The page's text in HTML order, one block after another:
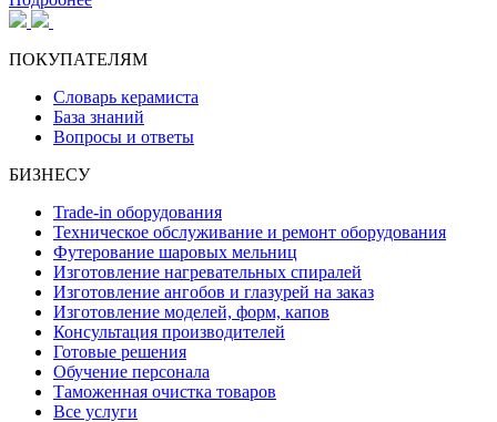
ПОКУПАТЕЛЯМ
Словарь керамиста
База знаний
Вопросы и ответы
БИЗНЕСУ
Trade-in оборудования
Техническое обслуживание и ремонт оборудования
Футерование шаровых мельниц
Изготовление нагревательных спиралей
Изготовление ангобов и глазурей на заказ
Изготовление моделей, форм, капов
Консультация производителей
Готовые решения
Обучение персонала
Таможенная очистка товаров
Все услуги